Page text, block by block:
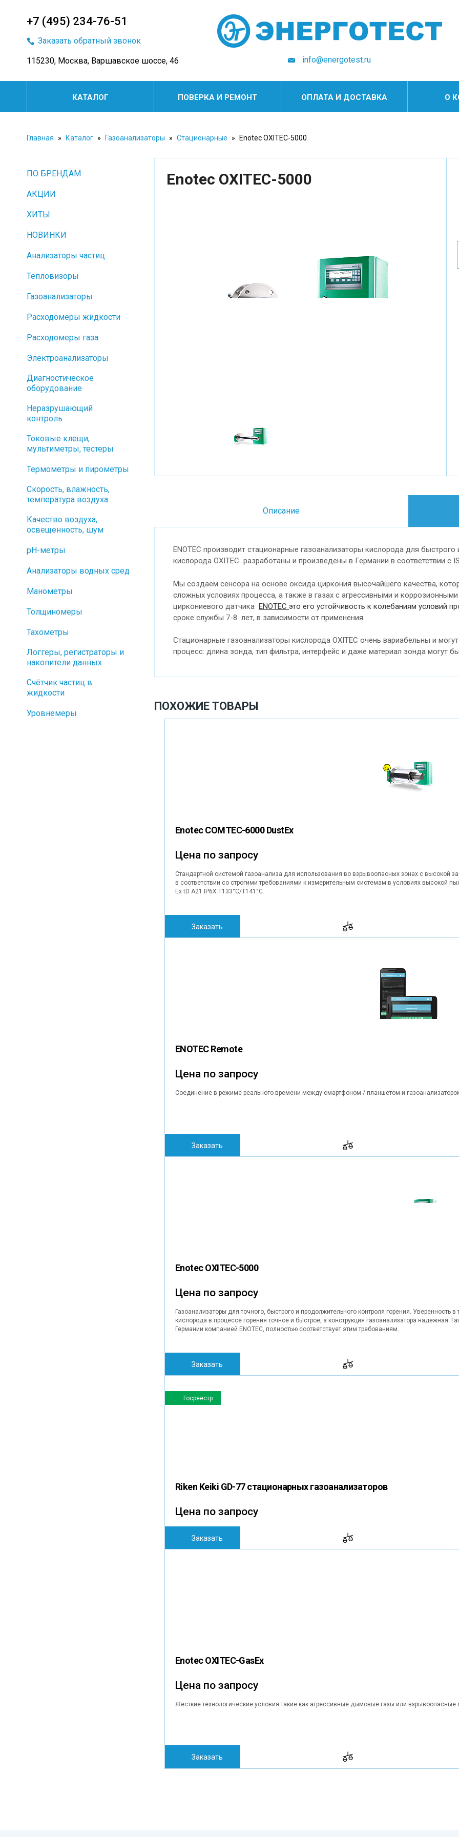
+7 (495) 234-76-51
Заказать обратный звонок
115230, Москва, Варшавское шоссе, 46 info@energotest.ru
КАТАЛОГ ПОВЕРКА И РЕМОНТ ОПЛАТА И ДОСТАВКА О
Главная » Каталог » Газоанализаторы » Стационарные » Enotec OXITEC-5000
Enotec OXITEC-5000
Описание
ENOTEC производит стационарные газоанализаторы кислорода для
кислорода OXITEC разработаны и произведены в Германии в соответствии с
Мы создаем сенсора на основе оксида циркония высочайшего качества,
сложных условиях процесса, а также в газах с агрессивными и
циркониевого датчика ENOTEC это его устойчивость к колебаниям условий
сроке службы 7-8 лет, в зависимости от применения.
Стационарные газоанализаторы кислорода OXITEC очень вариабельны и
процесс: длина зонда, тип фильтра, интерфейс и даже материал зонда могут
ПОХОЖИЕ ТОВАРЫ
Enotec COMTEC-6000 DustEx
Цена по запросу
Стандартной системой газоанализа для использования во взрывоопасных зонах с высокой
в соответствии со строгими требованиями к измерительным системам в условиях высокой
Ex tD A21 IP6X T133°C/T141°C.
Заказать
ENOTEC Remote
Цена по запросу
Соединение в режиме реального времени между смартфоном / планшетом и
Заказать
Enotec OXITEC-5000
Цена по запросу
Газоанализаторы для точного, быстрого и продолжительного контроля горения. Уверенность
кислорода в процессе горения точное и быстрое, а конструкция газоанализатора надежная.
Германии компанией ENOTEC, полностью соответствует этим требованиям.
Заказать
Госреестр
Riken Keiki GD-77 стационарных газоанализаторов
Цена по запросу
Заказать
Enotec OXITEC-GasEx
Цена по запросу
Жесткие технологические условия такие как агрессивные дымовые газы или
Заказать
ПО БРЕНДАМ
АКЦИИ
ХИТЫ
НОВИНКИ
Анализаторы частиц
Тепловизоры
Газоанализаторы
Расходомеры жидкости
Расходомеры газа
Электроанализаторы
Диагностическое
оборудование
Неразрушающий
контроль
Токовые клещи,
мультиметры, тестеры
Термометры и пирометры
Скорость, влажность,
температура воздуха
Качество воздуха,
освещенность, шум
pH-метры
Анализаторы водных сред
Манометры
Толщиномеры
Тахометры
Логгеры, регистраторы и
накопители данных
Cчётчик частиц в
жидкости
Уровнемеры